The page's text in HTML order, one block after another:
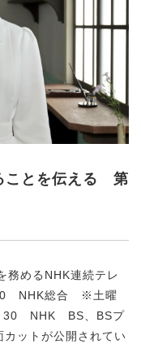
ことを伝える 第
務めるNHK連続テレ
NHK総合 ※土曜
30 NHK BS、BSプ
ットが公開されてい